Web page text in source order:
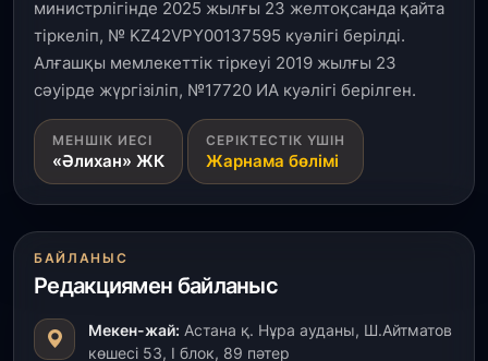
Ақмола облысындағы кездесуде кәсіпкерлер мен
ұстаздар «Әділет» партиясына өз ұсыныстарын
айтты
31 шілде, 2026
ҚР Президенті Орталық Азия елдеріне
ұзақмерзімді ынтымақтастық жоспарын әзірлеуді
ұсынды
«Ауыл аманаты»: Түркістанда 30,2 млрд теңгеге
4 223 жоба қаржыландырылды
31 шілде, 2026
министрлігінде 2025 жылғы 23 желтоқсанда қайта
тіркеліп, № KZ42VPY00137595 куәлігі берілді.
Алғашқы мемлекеттік тіркеуі 2019 жылғы 23
сәуірде жүргізіліп, №17720 ИА куәлігі берілген.
МЕНШІК ИЕСІ
«Әлихан» ЖК
СЕРІКТЕСТІК ҮШІН
Жарнама бөлімі
БАЙЛАНЫС
Редакциямен байланыс
Мекен-жай: Астана қ. Нұра ауданы, Ш.Айтматов
көшесі 53, І блок, 89 пәтер